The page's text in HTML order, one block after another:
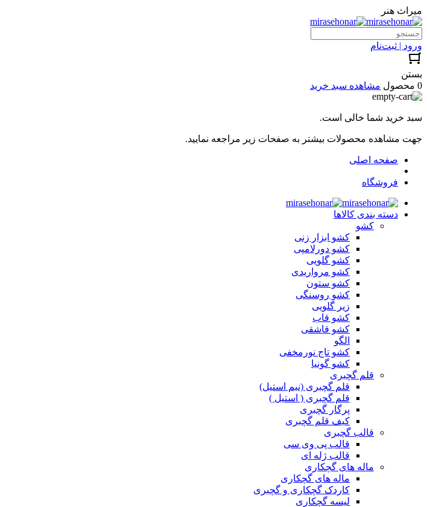
میراث هنر
ورود | ثبت‌نام
بستن
0 محصول
مشاهده سبد خرید
سبد خرید شما خالی است.
جهت مشاهده محصولات بیشتر به صفحات زیر مراجعه نمایید.
صفحه اصلی
فروشگاه
دسته بندی کالاها
کشو
کشو ابزار زنی
کشو دورلامپی
کشو گلویی
کشو مرواریدی
کشو ستون
کشو روسنگی
زیر گلویی
کشو قاب
کشو قاشقی
الگو
کشو تاج نورمخفی
کشو گونیا
قلم گچبری
قلم گچبری (نیم استیل)
قلم گچبری ( استیل )
پرگار گچبری
کیف قلم گچبری
قالب گچبری
قالب پی وی سی
قالب ژله ای
ماله های گچکاری
ماله های گچکاری
کاردک گچکاری و گچبری
لیسه گچکاری